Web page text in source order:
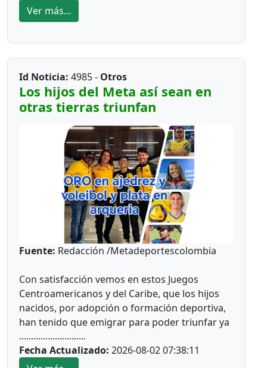
El equipo administrativo y operativo estuvo
programación se cumpliera al pie de la letra.
Desde ya la Alcaldía de Acacias anuncia la
adecuación de los escenarios que requiere
seguramente un decorado más actualizado.
*Los clasificados*
Prejuvenil masculino: Colegio Cofrem (Guamal)
Juvenil masculino: José María Córdoba
Futbol de Salón
Juvenil femenino: Juan Rozo (Acacias)
Futbol Sala
Prejuvenil masculino: Colegio Cofrem (Acacias)
Juvenil masculino: Colegio Cofrem (Acacias)
Juvenil femenino: Manuela Beltrán (San Martín)
Ver más...
Id Noticia: 4985 - Otros
Los hijos del Meta así sean en
otras tierras triunfan
Fuente: Redacción /Metadeportescolombia
Con satisfacción vemos en estos Juegos
Centroamericanos y del Caribe, que los hijos
nacidos, por adopción o formación deportiva,
han tenido que emigrar para poder triunfar ya
sean por estudios, trabajo o una oportunidad
más fuerte económicamente. En estos Juegos
Centroamericanos y del Caribe de Santo
............................
Fecha Actualizado: 2026-08-02 07:38:11